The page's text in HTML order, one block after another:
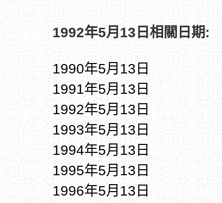
1992年5月13日相關日期:
1990年5月13日
1991年5月13日
1992年5月13日
1993年5月13日
1994年5月13日
1995年5月13日
1996年5月13日